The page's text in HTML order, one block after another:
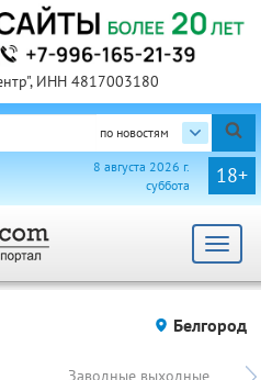
ИНН 4817003180
по новостям
18+
8 августа 2026 г.
суббота
Toggle
Белгород
Заводные выходные